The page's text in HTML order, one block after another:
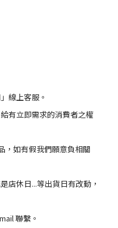
線上客服。
有立即需求的消費者之權
，如有假我們願意負相關
店休日...等出貨日有改動，
聯繫。